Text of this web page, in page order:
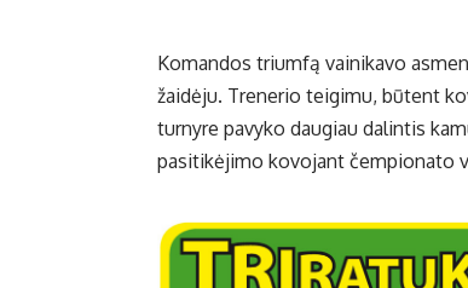
Komandos triumfą vainikavo
žaidėju. Trenerio teigimu, būtent
turnyre pavyko daugiau dalintis
pasitikėjimo kovojant čempionato